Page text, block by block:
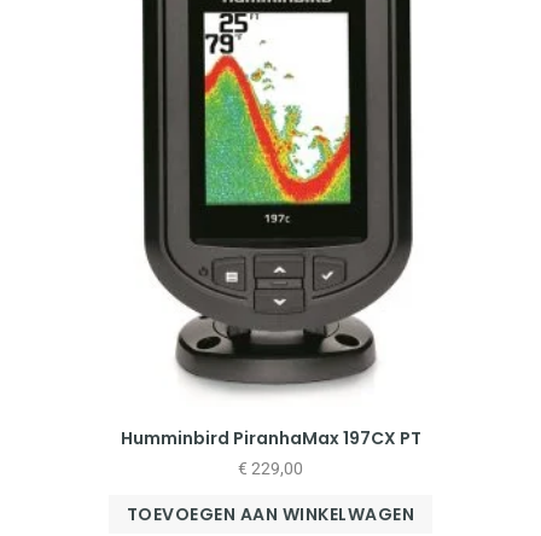
Humminbird PiranhaMax 197CX PT
€ 229,00
TOEVOEGEN AAN WINKELWAGEN